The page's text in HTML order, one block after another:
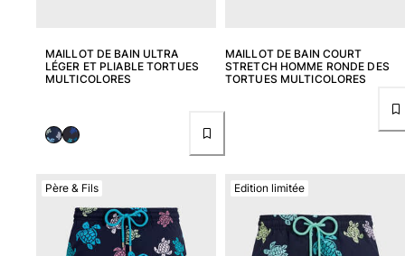
MAILLOT DE BAIN ULTRA
LÉGER ET PLIABLE TORTUES
MULTICOLORES
MAILLOT DE BAIN COURT
STRETCH HOMME RONDE DES
TORTUES MULTICOLORES
Père & Fils Edition limitée